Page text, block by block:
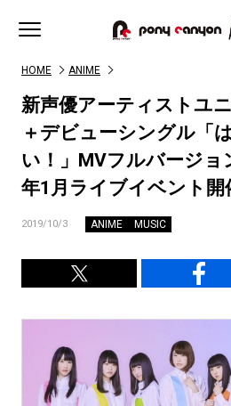
HOME ANIME
新声優アーティストユ
＋デビューシングル「
い！」MVフルバージョ
年1月ライブイベント開
2019/10/3 ANIME MUSIC